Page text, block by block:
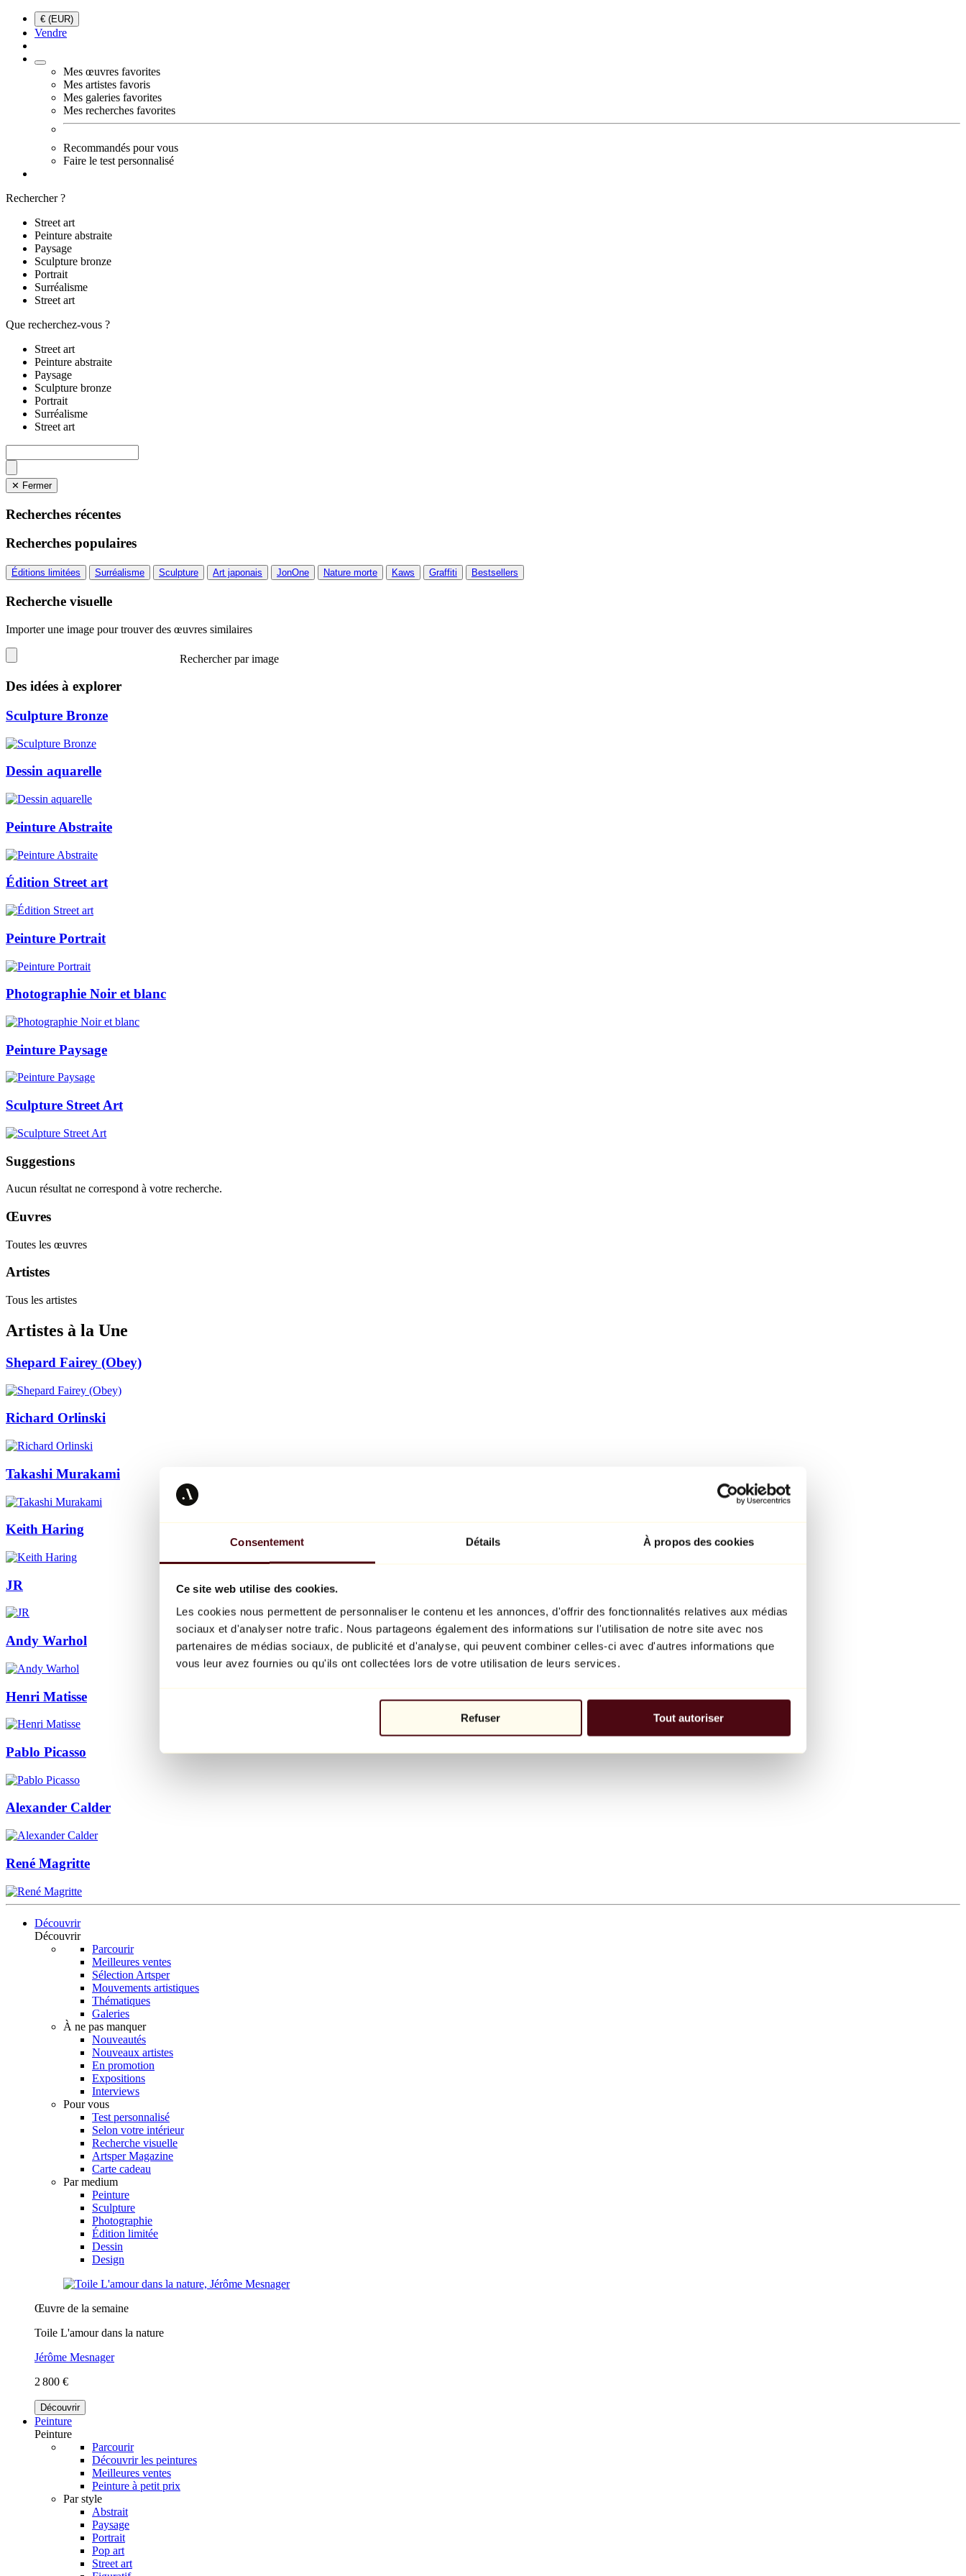
Consentement Détails À propos des cookies
Ce site web utilise des cookies.
Les cookies nous permettent de personnaliser le contenu et les annonces, d'offrir des fonctionnalités relatives aux médias
sociaux et d'analyser notre trafic. Nous partageons également des informations sur l'utilisation de notre site avec nos
partenaires de médias sociaux, de publicité et d'analyse, qui peuvent combiner celles-ci avec d'autres informations que
vous leur avez fournies ou qu'ils ont collectées lors de votre utilisation de leurs services.
Refuser Tout autoriser
€ (EUR)
Vendre
Mes œuvres favorites
Mes artistes favoris
Mes galeries favorites
Mes recherches favorites
Recommandés pour vous
Faire le test personnalisé
Rechercher ?
Street art
Peinture abstraite
Paysage
Sculpture bronze
Portrait
Surréalisme
Street art
Que recherchez-vous ?
Street art
Peinture abstraite
Paysage
Sculpture bronze
Portrait
Surréalisme
Street art
✕ Fermer
Recherches récentes
Recherches populaires
Éditions limitées Surréalisme Sculpture Art japonais JonOne Nature morte Kaws Graffiti Bestsellers
Recherche visuelle
Importer une image pour trouver des œuvres similaires
Rechercher par image
Des idées à explorer
Sculpture Bronze
Dessin aquarelle
Peinture Abstraite
Édition Street art
Peinture Portrait
Photographie Noir et blanc
Peinture Paysage
Sculpture Street Art
Suggestions
Aucun résultat ne correspond à votre recherche.
Œuvres
Toutes les œuvres
Artistes
Tous les artistes
Artistes à la Une
Shepard Fairey (Obey)
Richard Orlinski
Takashi Murakami
Keith Haring
JR
Andy Warhol
Henri Matisse
Pablo Picasso
Alexander Calder
René Magritte
Découvrir
Découvrir
Parcourir
Meilleures ventes
Sélection Artsper
Mouvements artistiques
Thématiques
Galeries
À ne pas manquer
Nouveautés
Nouveaux artistes
En promotion
Expositions
Interviews
Pour vous
Test personnalisé
Selon votre intérieur
Recherche visuelle
Artsper Magazine
Carte cadeau
Par medium
Peinture
Sculpture
Photographie
Édition limitée
Dessin
Design
Œuvre de la semaine
Toile L'amour dans la nature
Jérôme Mesnager
2 800 €
Découvrir
Peinture
Peinture
Parcourir
Découvrir les peintures
Meilleures ventes
Peinture à petit prix
Par style
Abstrait
Paysage
Portrait
Pop art
Street art